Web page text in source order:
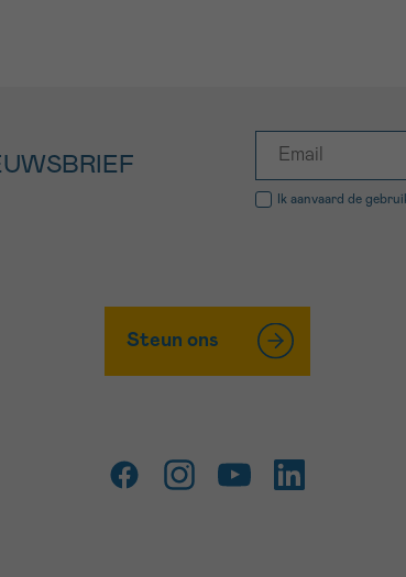
Ik aanvaard de
Steun ons